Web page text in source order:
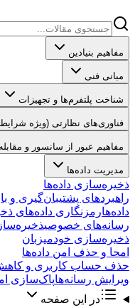
مفاهیم بنیادین
مبانی فنی
شناخت پلتفرم‌ها و تجهیزات
فناوری‌های نظارتی (ویژه
مفاهیم عبور از سانسور و
مدیریت داده‌ها
ذخیره‌سازی داده‌ها
راهبردهای پشتیبان‌گیری و
داده‌هارمزنگاری داده‌های
رسانه‌های خصوصی
ذخیره‌سازی خودمیزبان
امحا و حذف امن داده‌ها
حذف حساب کاربری و کاهش
ویرایش رسانه‌هاپاک‌سازی
در این صفحه